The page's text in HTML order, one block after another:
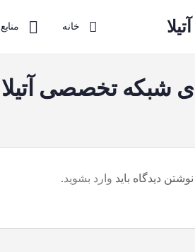
خانه منابع
شبکه تخصصی آتیلا
دیدگاه باید وارد بشوید.